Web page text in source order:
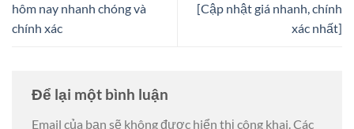
hôm nay nhanh chóng và
chính xác
[Cập nhật giá nhanh, chính
xác nhất]
Để lại một bình luận
Email của bạn sẽ không được hiển thị công khai.Các